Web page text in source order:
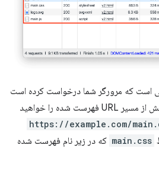
که مرورگر شما درخواست کرده است
— اگرچه شما فقط آخرین بخش از مسیر URL فهرست شده را خواهید
https://example.com/
که در زیر نام فهرست شده